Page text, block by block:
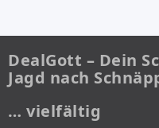
DealGott – Dein
Jagd nach
… vielfältig